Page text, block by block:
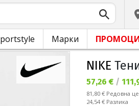
Марки
NIKE
Текуща цена:
57,26 € /
Редовна цена:
81,80 € Редовна
Спестявате:
24,54 € Разлика